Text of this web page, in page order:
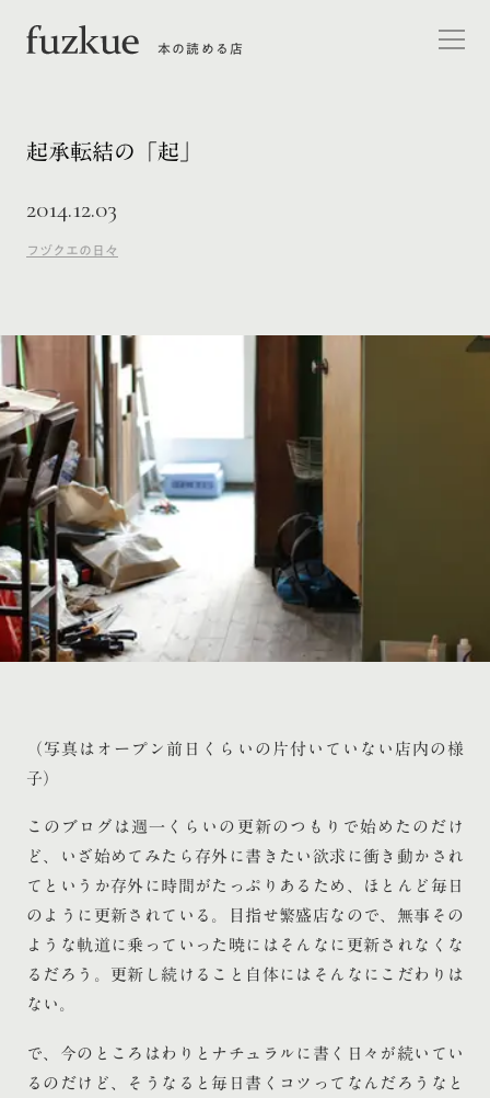
本の読める店
起承転結の「起」
2014.12.03
フヅクエの日々
（写真はオープン前日くらいの片付いていない店内の様
子）
このブログは週一くらいの更新のつもりで始めたのだけ
ど、いざ始めてみたら存外に書きたい欲求に衝き動かされ
てというか存外に時間がたっぷりあるため、ほとんど毎日
のように更新されている。目指せ繁盛店なので、無事その
ような軌道に乗っていった暁にはそんなに更新されなくな
るだろう。更新し続けること自体にはそんなにこだわりは
ない。
で、今のところはわりとナチュラルに書く日々が続いてい
るのだけど、そうなると毎日書くコツってなんだろうなと